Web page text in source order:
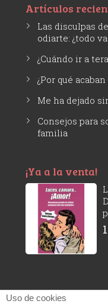
Artículos
Las disculpas
odiarte: ¿todo
¿Cuándo ir a
¿Por qué
Me ha dejado
Consejos para
familia
¡Ya a la venta!
Uso de cookies